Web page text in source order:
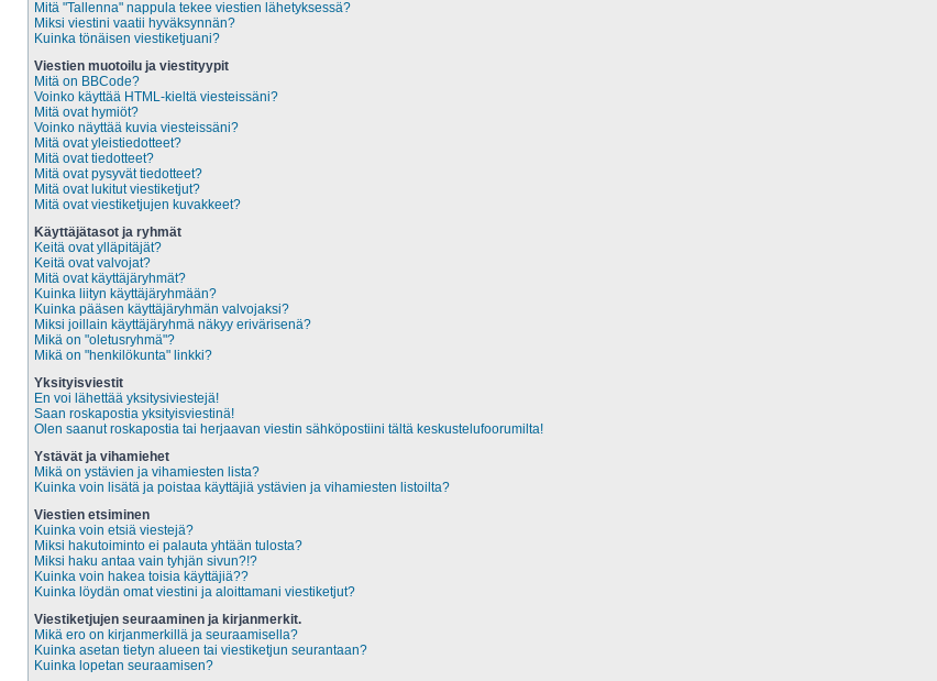
Mitä "Tallenna" nappula tekee viestien lähetyksessä?
Miksi viestini vaatii hyväksynnän?
Kuinka tönäisen viestiketjuani?
Viestien muotoilu ja viestityypit
Mitä on BBCode?
Voinko käyttää HTML-kieltä viesteissäni?
Mitä ovat hymiöt?
Voinko näyttää kuvia viesteissäni?
Mitä ovat yleistiedotteet?
Mitä ovat tiedotteet?
Mitä ovat pysyvät tiedotteet?
Mitä ovat lukitut viestiketjut?
Mitä ovat viestiketjujen kuvakkeet?
Käyttäjätasot ja ryhmät
Keitä ovat ylläpitäjät?
Keitä ovat valvojat?
Mitä ovat käyttäjäryhmät?
Kuinka liityn käyttäjäryhmään?
Kuinka pääsen käyttäjäryhmän valvojaksi?
Miksi joillain käyttäjäryhmä näkyy erivärisenä?
Mikä on "oletusryhmä"?
Mikä on "henkilökunta" linkki?
Yksityisviestit
En voi lähettää yksitysiviestejä!
Saan roskapostia yksityisviestinä!
Olen saanut roskapostia tai herjaavan viestin sähköpostiini tältä keskustelufoorumilta!
Ystävät ja vihamiehet
Mikä on ystävien ja vihamiesten lista?
Kuinka voin lisätä ja poistaa käyttäjiä ystävien ja vihamiesten listoilta?
Viestien etsiminen
Kuinka voin etsiä viestejä?
Miksi hakutoiminto ei palauta yhtään tulosta?
Miksi haku antaa vain tyhjän sivun?!?
Kuinka voin hakea toisia käyttäjiä??
Kuinka löydän omat viestini ja aloittamani viestiketjut?
Viestiketjujen seuraaminen ja kirjanmerkit.
Mikä ero on kirjanmerkillä ja seuraamisella?
Kuinka asetan tietyn alueen tai viestiketjun seurantaan?
Kuinka lopetan seuraamisen?